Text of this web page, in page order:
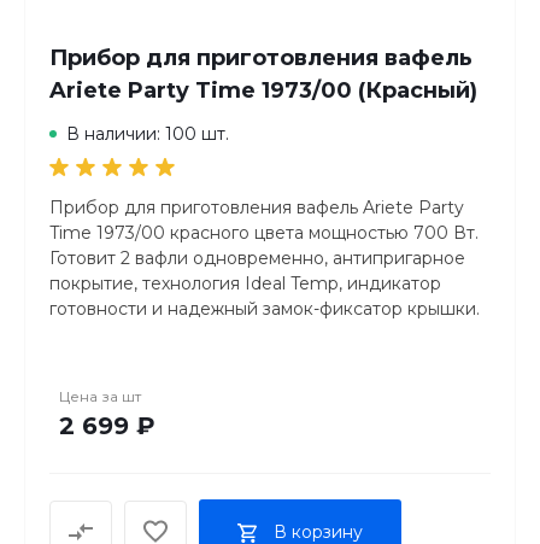
Прибор для приготовления вафель
Ariete Party Time 1973/00 (Красный)
В наличии: 100 шт.
Прибор для приготовления вафель Ariete Party
Time 1973/00 красного цвета мощностью 700 Вт.
Готовит 2 вафли одновременно, антипригарное
покрытие, технология Ideal Temp, индикатор
готовности и надежный замок-фиксатор крышки.
Цена за шт
2 699 ₽
В корзину